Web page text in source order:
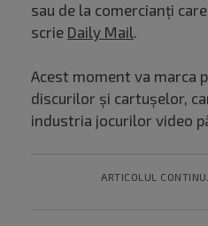
sau de la comercianți
scrie Daily Mail.
Acest moment va marca
discurilor și cartușelor,
industria jocurilor video
ARTICOLUL